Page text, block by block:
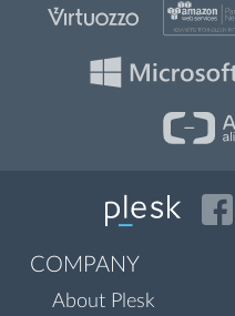
COMPANY
About Plesk